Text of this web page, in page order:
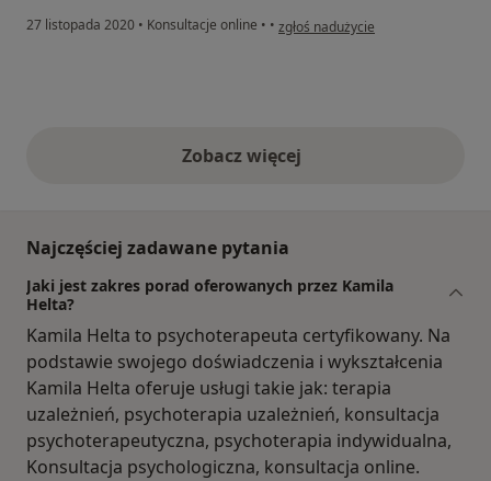
27 listopada 2020 • Konsultacje online • • w opinii użytkownika Piotr
zgłoś nadużycie
Zobacz więcejopinie powyżej
Najczęściej zadawane pytania
Jaki jest zakres porad oferowanych przez Kamila
Helta?
Kamila Helta to psychoterapeuta certyfikowany. Na
podstawie swojego doświadczenia i wykształcenia
Kamila Helta oferuje usługi takie jak: terapia
uzależnień, psychoterapia uzależnień, konsultacja
psychoterapeutyczna, psychoterapia indywidualna,
Konsultacja psychologiczna, konsultacja online.